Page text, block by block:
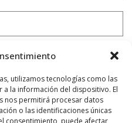
utilizamos tecnologías como las
la información del dispositivo. El
nos permitirá procesar datos
o las identificaciones únicas
consentimiento, puede afectar
cuando el comentario sea